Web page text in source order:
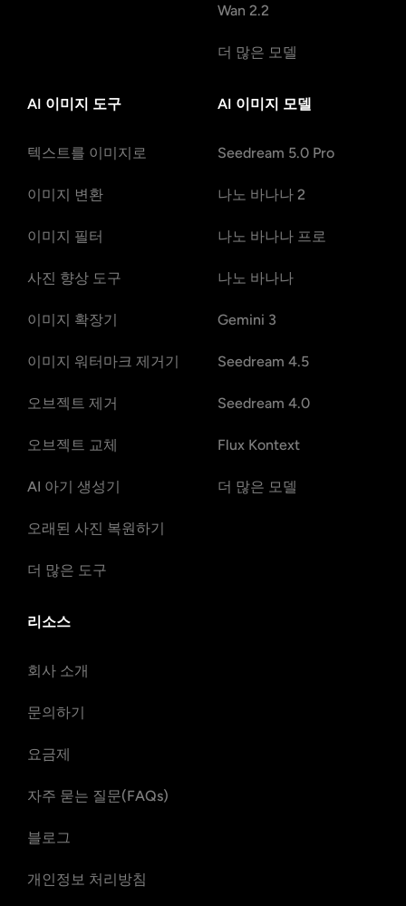
Wan 2.2
더 많은 모델
AI 이미지 도구
텍스트를 이미지로
이미지 변환
이미지 필터
사진 향상 도구
이미지 확장기
이미지 워터마크 제거기
오브젝트 제거
오브젝트 교체
AI 아기 생성기
오래된 사진 복원하기
더 많은 도구
AI 이미지 모델
Seedream 5.0 Pro
나노 바나나 2
나노 바나나 프로
나노 바나나
Gemini 3
Seedream 4.5
Seedream 4.0
Flux Kontext
더 많은 모델
리소스
회사 소개
문의하기
요금제
자주 묻는 질문(FAQs)
블로그
개인정보 처리방침